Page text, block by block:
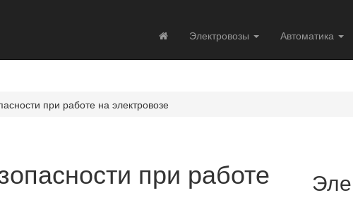
Электровозы Автоматика
при работе на электровозе
при работе